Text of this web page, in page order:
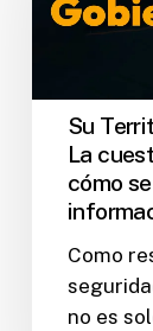
Su
La
cómo
Como
no es